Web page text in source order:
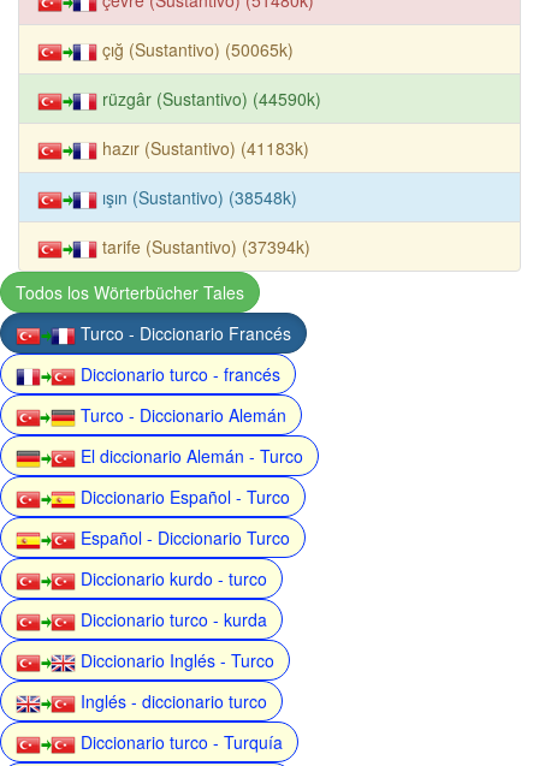
çığ (Sustantivo) (50065k)
rüzgâr (Sustantivo) (44590k)
hazır (Sustantivo) (41183k)
ışın (Sustantivo) (38548k)
tarife (Sustantivo) (37394k)
Todos los Wörterbücher Tales
Turco - Diccionario Francés
Diccionario turco - francés
Turco - Diccionario Alemán
El diccionario Alemán - Turco
Diccionario Español - Turco
Español - Diccionario Turco
Diccionario kurdo - turco
Diccionario turco - kurda
Diccionario Inglés - Turco
Inglés - diccionario turco
Diccionario turco - Turquía